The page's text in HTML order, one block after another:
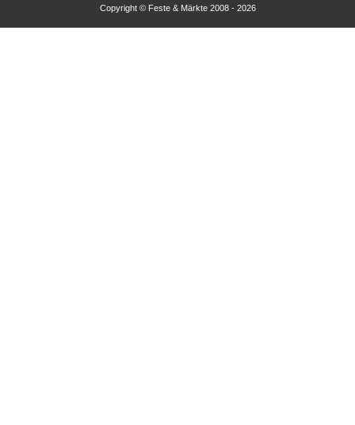
Copyright © Feste & Märkte 2008 - 2026